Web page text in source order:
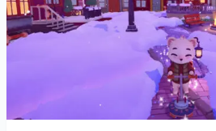
女性向け
電ファミニコゲーマーとは？